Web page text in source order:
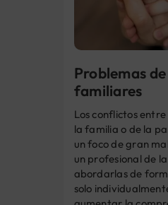
Problemas
familiares
Los conflictos
la familia o de la
un foco de gran
un profesional de
abordarlas de
solo